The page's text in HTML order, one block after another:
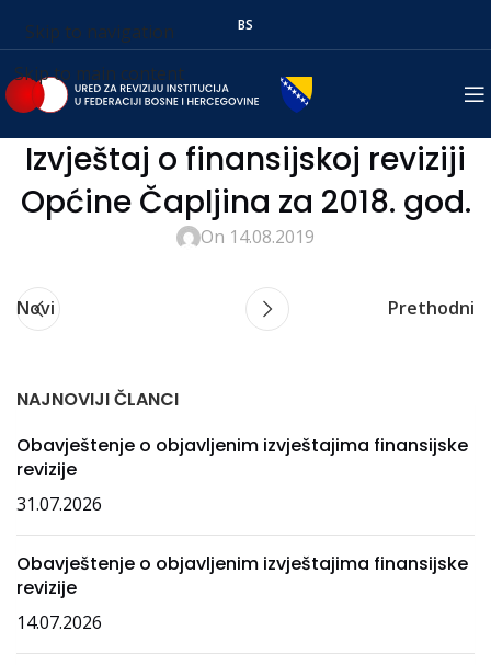
Skip to navigation
Skip to main content
BS
Izvještaj o finansijskoj reviziji
Općine Čapljina za 2018. god.
On 14.08.2019
Novi Prethodni
NAJNOVIJI ČLANCI
Obavještenje o objavljenim izvještajima finansijske
revizije
31.07.2026
Obavještenje o objavljenim izvještajima finansijske
revizije
14.07.2026